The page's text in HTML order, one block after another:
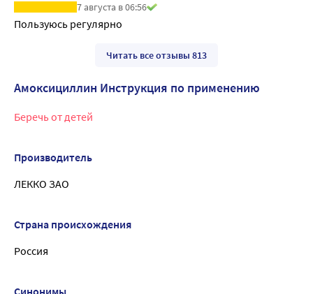
7 августа в 06:56
Пользуюсь регулярно
Читать все отзывы 813
Амоксициллин Инструкция по применению
Беречь от детей
Производитель
ЛЕККО ЗАО
Страна происхождения
Россия